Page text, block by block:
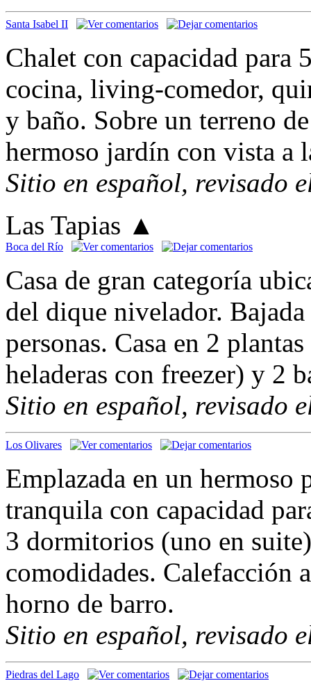
Santa Isabel II
Chalet con capacidad para
cocina, living-comedor,
y baño. Sobre un terreno
hermoso jardín con vista a
Sitio en español, revisado
Las Tapias ▲
Boca del Río
Casa de gran categoría
del dique nivelador.
personas. Casa en 2
heladeras con freezer) y 2
Sitio en español, revisado
Los Olivares
Emplazada en un hermoso
tranquila con capacidad
3 dormitorios (uno en
comodidades. Calefacción
horno de barro.
Sitio en español, revisado
Piedras del Lago